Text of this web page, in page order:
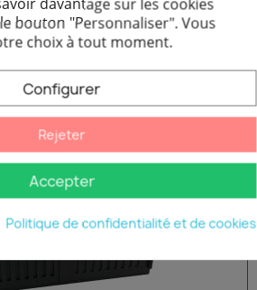
Aperçu rapide
à double battant - Blanche
241,44 €
Ajouter au panier
davantage sur les cookies
bouton "Personnaliser".Vous
choix à tout moment.
Configurer
Rejeter
Accepter
Politique de confidentialité et de cookies